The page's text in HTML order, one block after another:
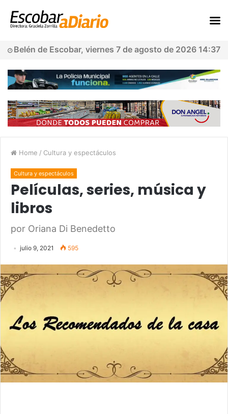
Belén de Escobar, viernes 7 de agosto de 2026 14:37
Home / Cultura y espectáculos
Cultura y espectáculos
Películas, series, música y
libros
por Oriana Di Benedetto
julio 9, 2021 595